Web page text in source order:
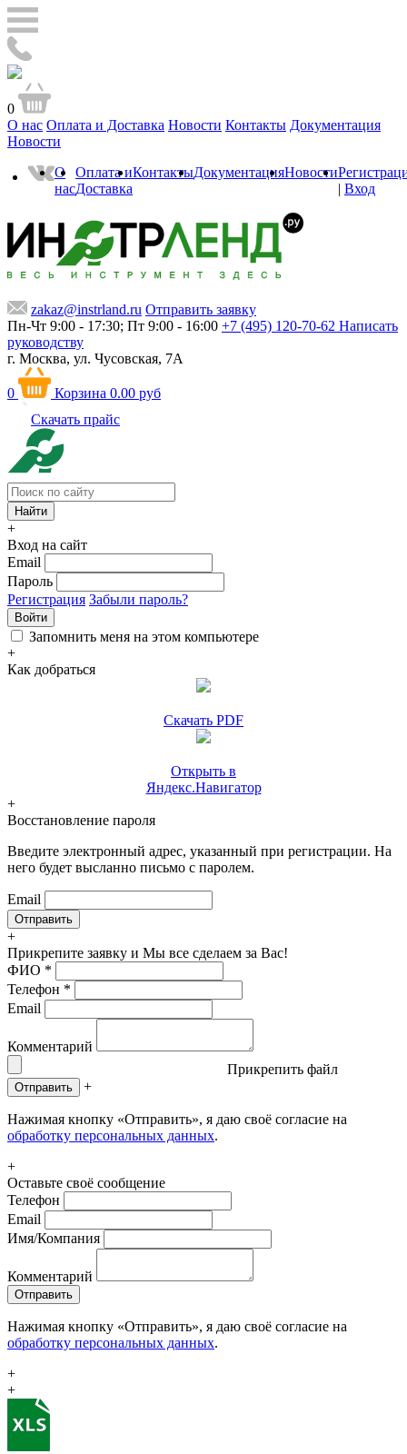
0
О нас Оплата и Доставка Новости Контакты Документация
Новости
О
нас
Оплата и
Доставка
КонтактыДокументацияНовости
| Вход
zakaz@instrland.ru Отправить заявку
Пн-Чт 9:00 - 17:30; Пт 9:00 - 16:00 +7 (495) 120-70-62 Написать
руководству
г. Москва, ул. Чусовская, 7А
0 Корзина 0.00 руб
Скачать прайс
+
Вход на сайт
Email
Пароль
Регистрация Забыли пароль?
Войти
Запомнить меня на этом компьютере
+
Как добраться
Скачать PDF
Открыть в
Яндекс.Навигатор
+
Восстановление пароля
Введите электронный адрес, указанный при регистрации. На
него будет высланно письмо с паролем.
Email
+
Прикрепите заявку и Мы все сделаем за Вас!
ФИО *
Телефон *
Email
Комментарий
Прикрепить файл
Отправить +
Нажимая кнопку «Отправить», я даю своё согласие на
обработку персональных данных.
+
Оставьте своё сообщение
Телефон
Email
Имя/Компания
Комментарий
Отправить
Нажимая кнопку «Отправить», я даю своё согласие на
обработку персональных данных.
+
+